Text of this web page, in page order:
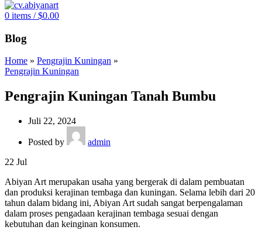
0 items / $0.00
Blog
Home » Pengrajin Kuningan »
Pengrajin Kuningan
Pengrajin Kuningan Tanah Bumbu
Juli 22, 2024
Posted by
admin
22 Jul
Abiyan Art merupakan usaha yang bergerak di dalam pembuatan
dan produksi kerajinan tembaga dan kuningan. Selama lebih dari 20
tahun dalam bidang ini, Abiyan Art sudah sangat berpengalaman
dalam proses pengadaan kerajinan tembaga sesuai dengan
kebutuhan dan keinginan konsumen.